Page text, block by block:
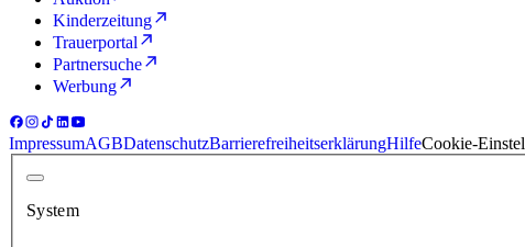
Kinderzeitung
Trauerportal
Partnersuche
Werbung
ImpressumAGBDatenschutzBarrierefreiheitserklärungHilfeCookie-
System